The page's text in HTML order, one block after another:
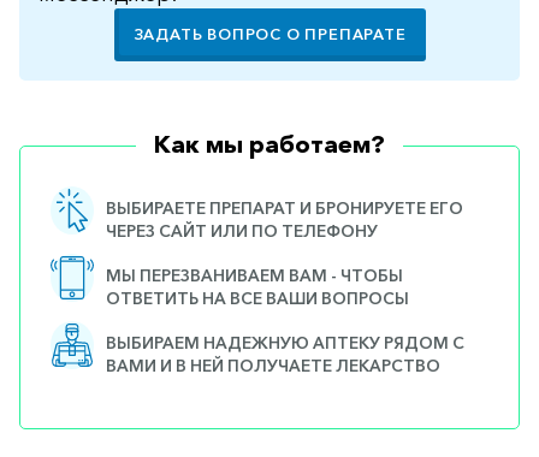
Урология
Ухо-
Щитовидная
железа
ЗАДАТЬ ВОПРОС О ПРЕПАРАТЕ
Как мы работаем?
ВЫБИРАЕТЕ ПРЕПАРАТ И БРОНИРУЕТЕ ЕГО
ЧЕРЕЗ САЙТ ИЛИ ПО ТЕЛЕФОНУ
МЫ ПЕРЕЗВАНИВАЕМ ВАМ - ЧТОБЫ
ОТВЕТИТЬ НА ВСЕ ВАШИ ВОПРОСЫ
ВЫБИРАЕМ НАДЕЖНУЮ АПТЕКУ РЯДОМ С
ВАМИ И В НЕЙ ПОЛУЧАЕТЕ ЛЕКАРСТВО